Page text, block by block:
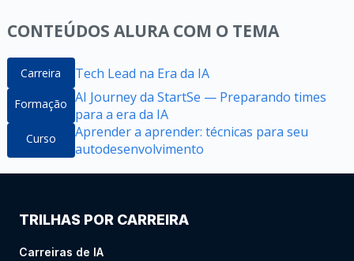
CONTEÚDOS ALURA COM O TEMA
Carreira Tech Lead na Era da IA
Formação AI Journey da StartSe — Preparando times
para a era da IA
Curso
Aprender a aprender: técnicas para seu
autodesenvolvimento
TRILHAS POR CARREIRA
Carreiras de IA